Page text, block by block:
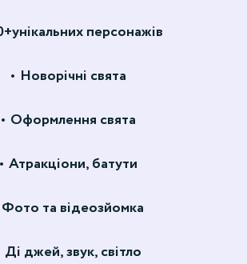
персонажів
Новорічні свята
Оформлення свята
Атракціони, батути
Фото та відеозйомка
Ді джей, звук, світло